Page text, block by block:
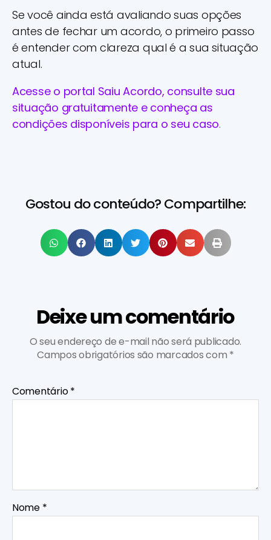
Se você ainda está avaliando suas opções
antes de fechar um acordo, o primeiro passo
é entender com clareza qual é a sua situação
atual.
Acesse o portal Saiu Acordo, consulte sua
situação gratuitamente e conheça as
condições disponíveis para o seu caso.
Gostou do conteúdo? Compartilhe:
Deixe um comentário
O seu endereço de e-mail não será publicado.
Campos obrigatórios são marcados com *
Comentário*
Nome *